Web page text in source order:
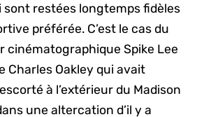
sont restées longtemps fidèles
préférée. C’est le cas du
cinématographique Spike Lee
Charles Oakley qui avait
à l’extérieur du Madison
une altercation d’il y a